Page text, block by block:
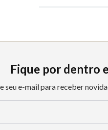
Fique por dentro
seu e-mail para receber